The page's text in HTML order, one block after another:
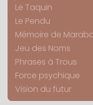
Le Taquin
Le Pendu
Mémoire de
Jeu des Noms
Phrases à Trous
Force psychique
Vision du futur